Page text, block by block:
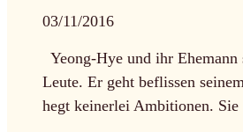
03/11/2016
Yeong-Hye und ihr
Leute. Er geht beflissen
hegt keinerlei Ambitionen.